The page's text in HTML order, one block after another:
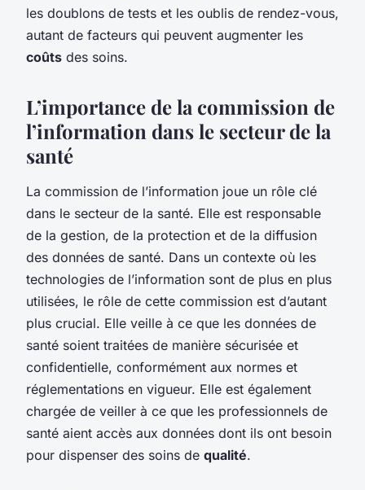
les doublons de tests et les oublis de rendez-vous,
autant de facteurs qui peuvent augmenter les
coûts des soins.
L’importance de la commission de
l’information dans le secteur de la
santé
La commission de l’information joue un rôle clé
dans le secteur de la santé. Elle est responsable
de la gestion, de la protection et de la diffusion
des données de santé. Dans un contexte où les
technologies de l’information sont de plus en plus
utilisées, le rôle de cette commission est d’autant
plus crucial. Elle veille à ce que les données de
santé soient traitées de manière sécurisée et
confidentielle, conformément aux normes et
réglementations en vigueur. Elle est également
chargée de veiller à ce que les professionnels de
santé aient accès aux données dont ils ont besoin
pour dispenser des soins de qualité.